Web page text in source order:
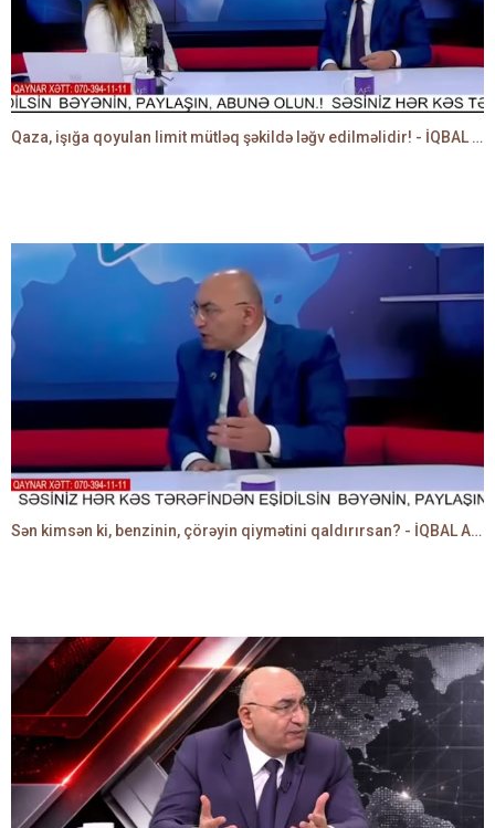
Qaza, işığa qoyulan limit mütləq şəkildə ləğv edilməlidir! - İQBAL AĞAZADƏ
Sən kimsən ki, benzinin, çörəyin qiymətini qaldırırsan? - İQBAL AĞAZADƏ